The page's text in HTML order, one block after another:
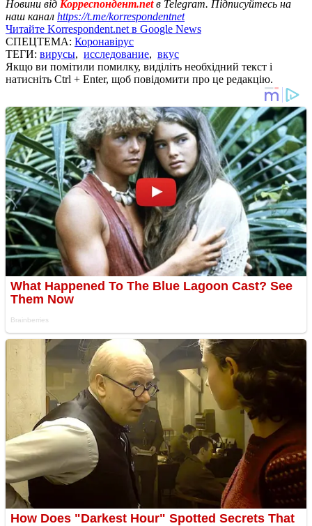
Новини від Корреспондент.netв Telegram. Підписуйтесь на
наш канал https://t.me/korrespondentnet
Читайте Korrespondent.net в Google News
СПЕЦТЕМА: Коронавірус
ТЕГИ: вирусы, исследование, вкус
Якщо ви помітили помилку, виділіть необхідний текст і
натисніть Ctrl + Enter, щоб повідомити про це редакцію.